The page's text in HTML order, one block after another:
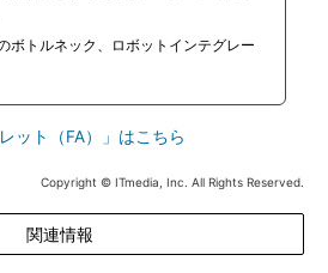
ボトルネック、ロボットインテグレー
ット（FA）」はこちら
Copyright © ITmedia, Inc. All Rights Reserved.
関連情報